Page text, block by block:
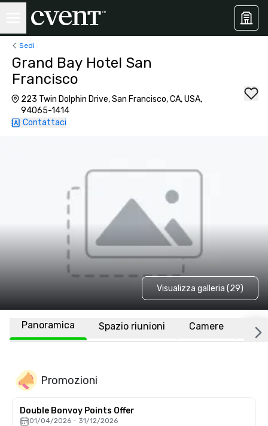
Sedi
Grand Bay Hotel San
Francisco
223 Twin Dolphin Drive, San Francisco, CA, USA,
94065-1414
Contattaci
Visualizza galleria (29)
Panoramica Spazio riunioni Camere
Promozioni
Double Bonvoy Points Offer
01/04/2026 - 31/12/2026